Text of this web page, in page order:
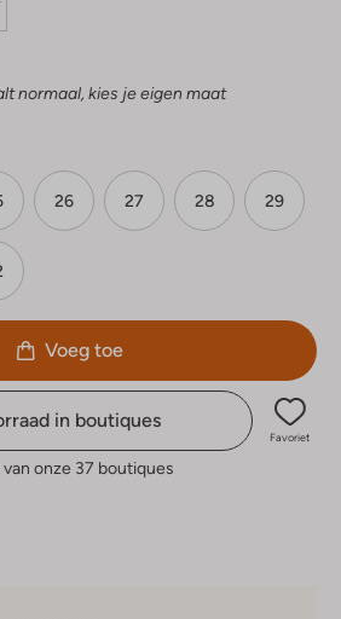
normaal, kies je eigen maat
26 27 28 29
Voeg toe
in boutiques
Favoriet
onze 37 boutiques